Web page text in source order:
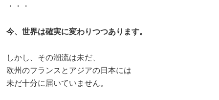
・・・
今、世界は確実に変わりつつあります。
しかし、その潮流は未だ、
欧州のフランスとアジアの日本には
未だ十分に届いていません。